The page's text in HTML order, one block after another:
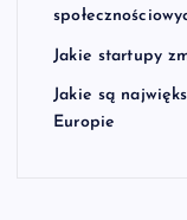
Jakie startupy
Jakie są
Europie